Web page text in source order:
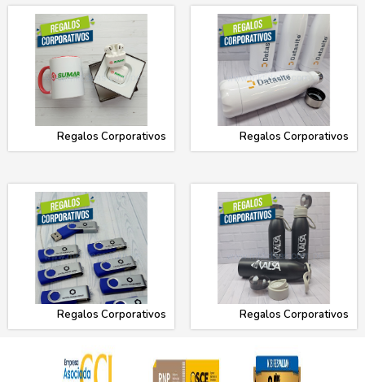
Regalos Corporativos Regalos Corporativos
Regalos Corporativos Regalos Corporativos